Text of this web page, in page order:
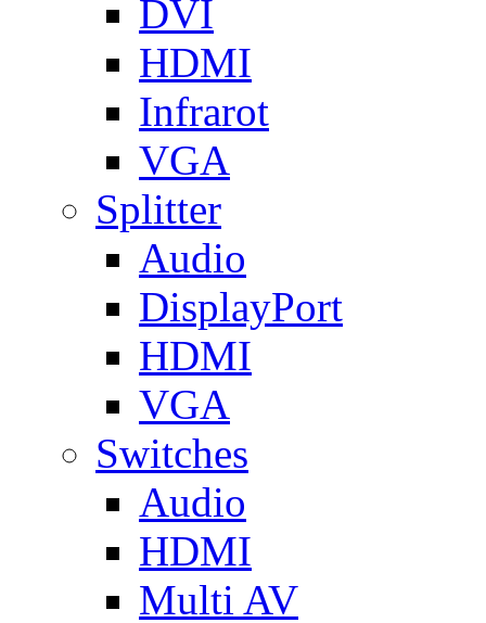
DVI
HDMI
Infrarot
VGA
Splitter
Audio
DisplayPort
HDMI
VGA
Switches
Audio
HDMI
Multi AV